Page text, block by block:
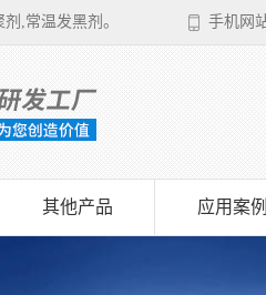
,常温发黑剂。 手机网
其他产品 应用案例